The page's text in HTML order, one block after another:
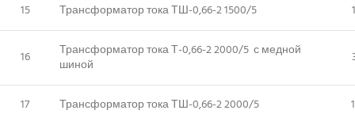
15 Трансформатор тока ТШ-0,66-2 1500/5
16
Трансформатор тока Т-0,66-2 2000/5 с медной
шиной
17 Трансформатор тока ТШ-0,66-2 2000/5